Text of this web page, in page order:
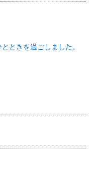
ときを過ごしました。